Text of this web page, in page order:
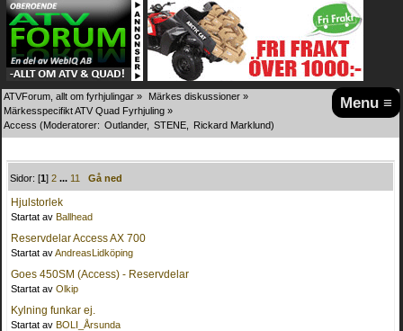
Menu ≡
ATVForum, allt om fyrhjulingar » Märkes diskussioner »
Märkesspecifikt ATV Quad Fyrhjuling »
Access (Moderatorer: Outlander, STENE Rickard Marklund)
Sidor: [1]2 ... 11 Gå ned
Hjulstorlek
Startat av Ballhead
Reservdelar Access AX 700
Startat avAndreasLidköping
Goes 450SM (Access) - Reservdelar
Startat av Olkip
Kylning funkar ej.
Startat av BOLI_Årsunda